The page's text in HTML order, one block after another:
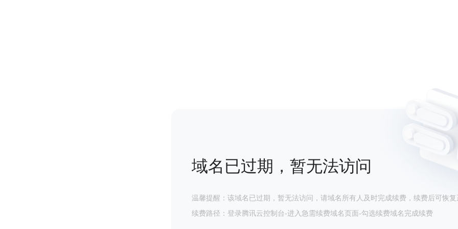
域名已过期，暂无法访问
温馨提醒：该域名已过期，暂无法访问，请域名所有人及时完成续费，续费后可恢复
续费路径：登录腾讯云控制台-进入急需续费域名页面-勾选续费域名完成续费